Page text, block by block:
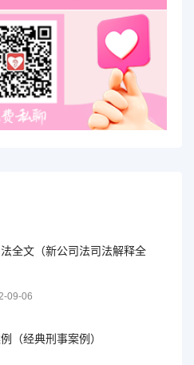
全文（新公司法司法解释全
09-06
（经典刑事案例）